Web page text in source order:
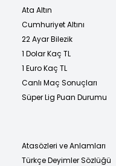
Ata Altın
Cumhuriyet Altını
22 Ayar Bilezik
1 Dolar Kaç TL
1 Euro Kaç TL
Canlı Maç Sonuçları
Süper Lig Puan Durumu
Atasözleri ve Anlamları
Türkçe Deyimler Sözlüğü